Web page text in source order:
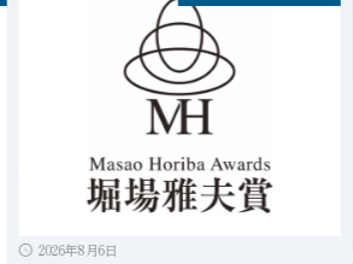
2026年8月6日